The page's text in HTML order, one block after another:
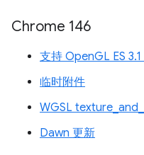
Chrome 146
支持 OpenGL ES
临时附件
WGSL
Dawn 更新